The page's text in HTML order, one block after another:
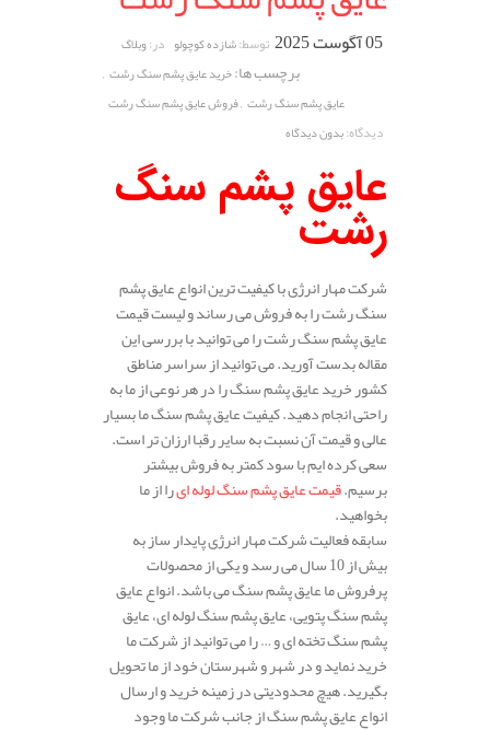
05 آگوست 2025 توسط:شازده کوچولو در:وبلاگ
برچسب ها:خرید عایق پشم سنگ رشت ,
عایق پشم سنگ رشت ,فروش عایق پشم سنگ رشت
دیدگاه:بدون دیدگاه
عایق پشم سنگ
رشت
شرکت مهار انرژی با کیفیت ترین انواع عایق پشم
سنگ رشت را به فروش می رساند و لیست قیمت
عایق پشم سنگ رشت را می توانید با بررسی این
مقاله بدست آورید. می توانید از سراسر مناطق
کشور خرید عایق پشم سنگ را در هر نوعی از ما به
راحتی انجام دهید. کیفیت عایق پشم سنگ ما بسیار
عالی و قیمت آن نسبت به سایر رقبا ارزان تر است.
سعی کرده ایم با سود کمتر به فروش بیشتر
برسیم.قیمت عایق پشم سنگ لوله ایرا از ما
بخواهید.
سابقه فعالیت شرکت مهار انرژی پایدار ساز به
بیش از 10 سال می رسد و یکی از محصولات
پرفروش ما عایق پشم سنگ می باشد. انواع عایق
پشم سنگ پتویی، عایق پشم سنگ لوله ای، عایق
پشم سنگ تخته ای و … را می توانید از شرکت ما
خرید نماید و در شهر و شهرستان خود از ما تحویل
بگیرید. هیچ محدودیتی در زمینه خرید و ارسال
انواع عایق پشم سنگ از جانب شرکت ما وجود